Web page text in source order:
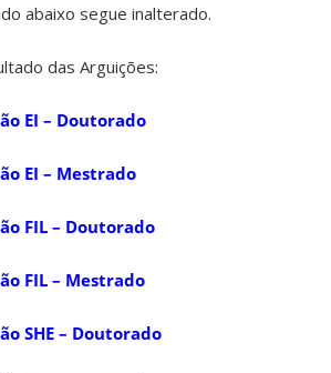
abaixo segue inalterado.
das Arguições:
EI – Doutorado
EI – Mestrado
FIL – Doutorado
FIL – Mestrado
SHE – Doutorado